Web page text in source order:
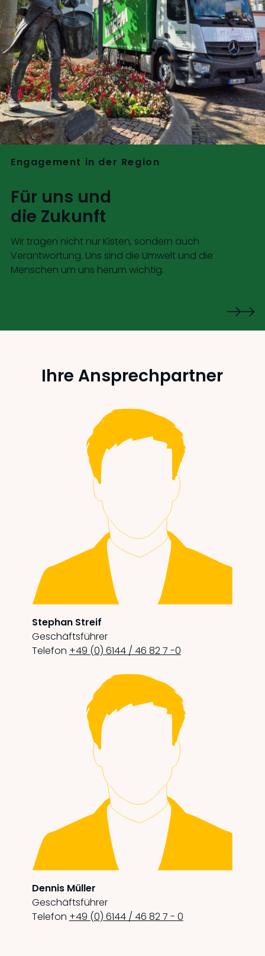
Engagement in der Region
Für uns und
die Zukunft
Wir tragen nicht nur Kisten, sondern auch
Verantwortung. Uns sind die Umwelt und die
Menschen um uns herum wichtig.
Ihre Ansprechpartner
Stephan Streif
Geschäftsführer
Telefon +49 (0) 6144 / 46 82 7 -0
Dennis Müller
Geschäftsführer
Telefon +49 (0) 6144 / 46 82 7 - 0